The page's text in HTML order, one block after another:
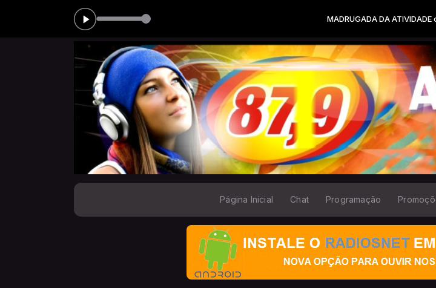
das 00:00 às 05:00 MADRUGADA DA ATIVIDADE com JOTA
Página Inicial Chat Programação